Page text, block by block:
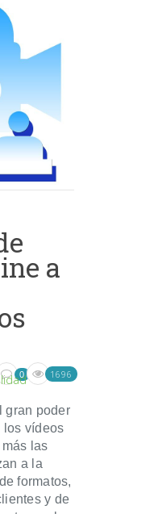
a
0 1696
gran poder
los vídeos
las
a la
formatos,
y de